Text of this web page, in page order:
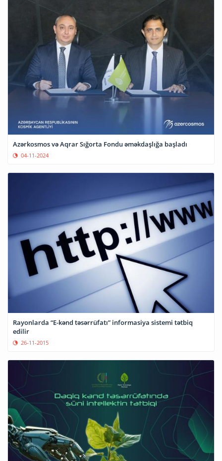
Azərkosmos və Aqrar Sığorta Fondu əməkdaşlığa başladı
04-11-2024
Rayonlarda “E-kənd təsərrüfatı” informasiya sistemi tətbiq
edilir
26-11-2015